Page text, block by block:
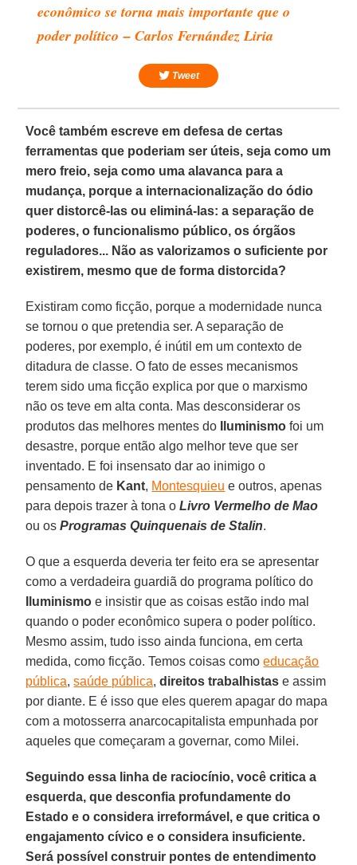
econômico se torna mais importante que o
poder político – Carlos Fernández Liria
Tweet
Você também escreve em defesa de certas
ferramentas que poderiam ser úteis, seja como um
mero freio, seja como uma alavanca para a
mudança, porque a internacionalização do ódio
quer distorcê-las ou eliminá-las: a separação de
poderes, o funcionalismo público, os órgãos
reguladores... Não as valorizamos o suficiente por
existirem, mesmo que de forma distorcida?
Existiram como ficção, porque a modernidade nunca
se tornou o que pretendia ser. A separação de
poderes, por exemplo, é inútil em um contexto de
ditadura de classe. O fato de esses mecanismos
terem sido uma ficção explica por que o marxismo
não os teve em alta conta. Mas desconsiderar os
produtos das melhores mentes do
Iluminismo foi um
desastre, porque então algo melhor teve que ser
inventado. E foi insensato dar ao inimigo o
pensamento de Kant, Montesquieu e outros, apenas
para depois trazer à tona oLivro Vermelho de Mao
ou osProgramas Quinquenais de Stalin.
O que a esquerda deveria ter feito era se apresentar
como a verdadeira guardiã do programa político do
Iluminismo e insistir que as coisas estão indo mal
quando o poder econômico supera o poder político.
Mesmo assim, tudo isso ainda funciona, em certa
medida, como ficção. Temos coisas comoeducação
pública,saúde pública,direitos trabalhistas e assim
por diante. E é isso que eles querem apagar do mapa
com a motosserra anarcocapitalista empunhada por
aqueles que começaram a governar, como Milei.
Seguindo essa linha de raciocínio, você critica a
esquerda, que desconfia profundamente do
Estado e o considera irreformável, e que critica o
engajamento cívico e o considera insuficiente.
Será possível construir pontes de entendimento